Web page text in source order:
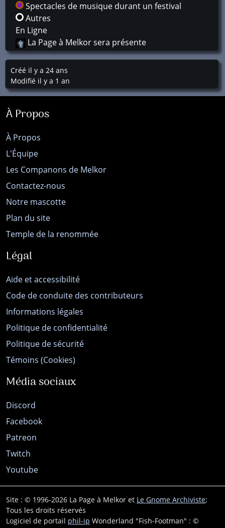
Spectacles de musique durant un festival
Autres
En Ligne
La Page à Melkor sera présente
Créé il y a 24 ans
Modifié il y a 1 an
À Propos
À Propos
L'Équipe
Les Companons de Melkor
Contactez-nous
Notre mascotte
Plan du site
Temple de la renommée
Légal
Aide et accessibilité
Code de conduite des contributeurs
Informations légales
Politique de confidentialité
Politique de sécurité
Témoins (Cookies)
Média sociaux
Discord
Facebook
Patreon
Twitch
Youtube
Site : © 1996-2026 La Page à Melkor et Le Gnome Archiviste;
Tous les droits réservés
Logiciel de portail phil-ip Wonderland "Fish-Footman" : ©